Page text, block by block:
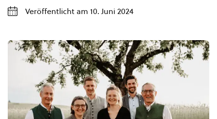
Veröffentlicht am 10. Juni 2024